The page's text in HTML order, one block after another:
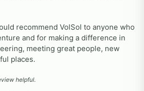
recommend VolSol to anyone who
and for making a difference in
meeting great people, new
places.
helpful.